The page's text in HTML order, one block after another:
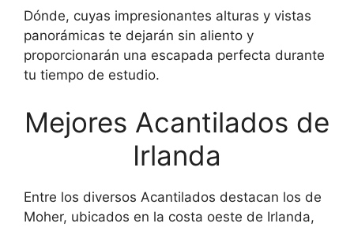
Dónde, cuyas impresionantes alturas y vistas
panorámicas te dejarán sin aliento y
proporcionarán una escapada perfecta durante
tu tiempo de estudio.
Mejores Acantilados de
Irlanda
Entre los diversos Acantilados destacan los de
Moher, ubicados en la costa oeste de Irlanda,